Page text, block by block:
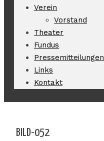
Verein
Vorstand
Theater
Fundus
Pressemitteilungen
Links
Kontakt
BILD-052